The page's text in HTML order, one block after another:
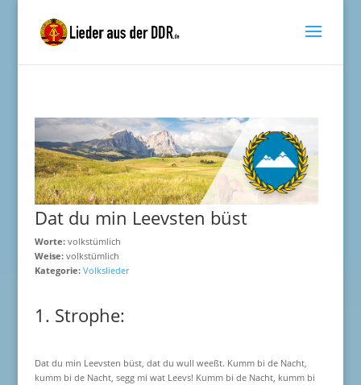
Dat du min Leevsten büst
Worte:volkstümlich
Weise:volkstümlich
Kategorie: Volkslieder
1. Strophe:
Dat du min Leevsten büst, dat du wull weeßt. Kumm bi de Nacht,
kumm bi de Nacht, segg mi wat Leevs! Kumm bi de Nacht, kumm bi